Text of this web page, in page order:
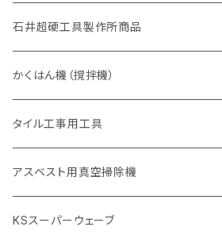
セグメント（特殊凸凹加工チップ
一般道路カッター用
埋設鋳鉄管工事対応タイプ
セグメントタイプ
セグメント（特殊凸凹加工チップ
アスファルト切断用
一般道路カッター用
一般道路カッター用
355mm（14インチ）
305mm（12インチ）
355mm（14インチ）
非金属用
305mm（12インチ）
355mm（14インチ）
石井超硬工具製作所商品
押し切り（タイル切断機）
本体
電動切断機
本体
ダイヤモンドホイール
ブリック＆ブロック用切断機
穴あけ用工具
かくはん機（撹拌機）
本体
低速回転
高速回転
付属品
撹拌羽根
タイル工事用工具
手動工具
押し切り（手動切断機
電動工具
アスベスト用真空掃除機
KSスーパーウェーブ